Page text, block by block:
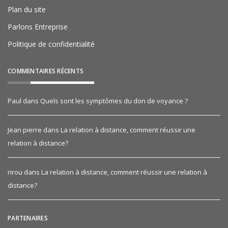
Plan du site
Parlons Entreprise
Politique de confidentialité
COMMENTAIRES RÉCENTS
Paul dans Quels sont les symptômes du don de voyance ?
Jean pierre dans La relation à distance, comment réussir une
relation à distance?
rirou dans La relation à distance, comment réussir une relation à
distance?
PARTENAIRES